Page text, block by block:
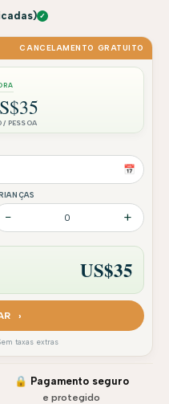
✓
CANCELAMENTO GRATUITO
/ PESSOA
📅
− 0 +
US$35
›
taxas extras
🔒 Pagamento seguro
e protegido